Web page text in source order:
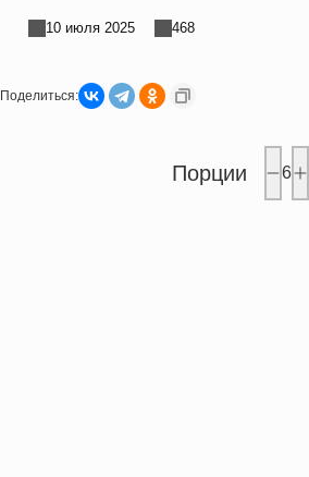
10 июля 2025 468
Поделиться:
Порции 6